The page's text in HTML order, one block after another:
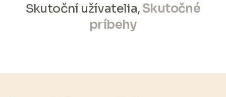
Skutoční užívatelia, Skutočné
príbehy